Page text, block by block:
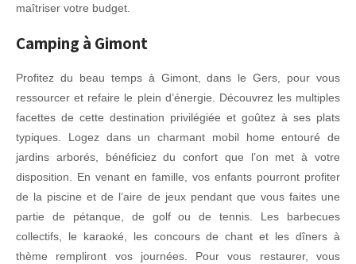
maîtriser votre budget.
Camping à Gimont
Profitez du beau temps à Gimont, dans le Gers, pour vous
ressourcer et refaire le plein d’énergie. Découvrez les multiples
facettes de cette destination privilégiée et goûtez à ses plats
typiques. Logez dans un charmant mobil home entouré de
jardins arborés, bénéficiez du confort que l’on met à votre
disposition. En venant en famille, vos enfants pourront profiter
de la piscine et de l’aire de jeux pendant que vous faites une
partie de pétanque, de golf ou de tennis. Les barbecues
collectifs, le karaoké, les concours de chant et les dîners à
thème rempliront vos journées. Pour vous restaurer, vous